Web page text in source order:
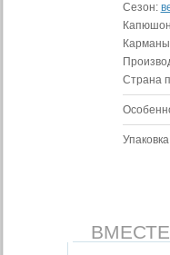
Сезон:
Страна